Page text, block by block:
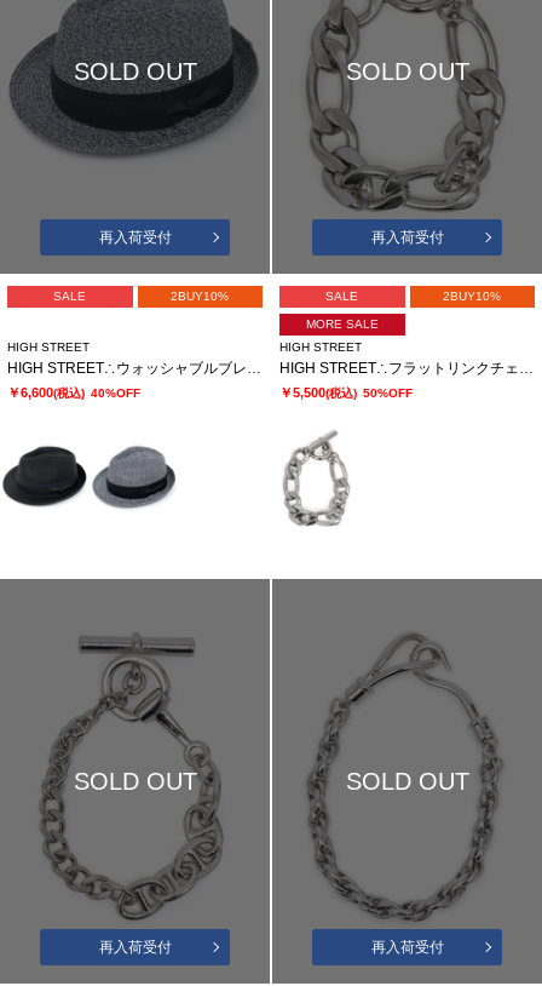
SOLD OUT
再入荷受付
SALE 2BUY10%
HIGH STREET
HIGH STREET∴ウォッシャブルブレード 中折れハット
￥6,600(税込) 40%OFF
SOLD OUT
再入荷受付
SALE 2BUY10%
MORE SALE
HIGH STREET
HIGH STREET∴フラットリンクチェーンブレスレット
￥5,500(税込) 50%OFF
SOLD OUT
再入荷受付
SOLD OUT
再入荷受付